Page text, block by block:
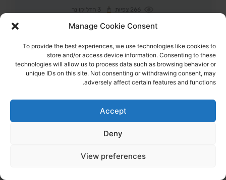
Manage Cookie Consent
To provide the best experiences, we use technologies like cookies to
store and/or access device information. Consenting to these
technologies will allow us to process data such as browsing behavior or
unique IDs on this site. Not consenting or withdrawing consent, may
adversely affect certain features and functions.
Accept
Deny
View preferences
266 צפיות 3 הדליקו נר
עדן ירושלמי ז"ל
מקום רצח:רפיח,מקום קבורה: בית עלמין ירקון
ברפיח
לפוסט המלא הדלקת נר